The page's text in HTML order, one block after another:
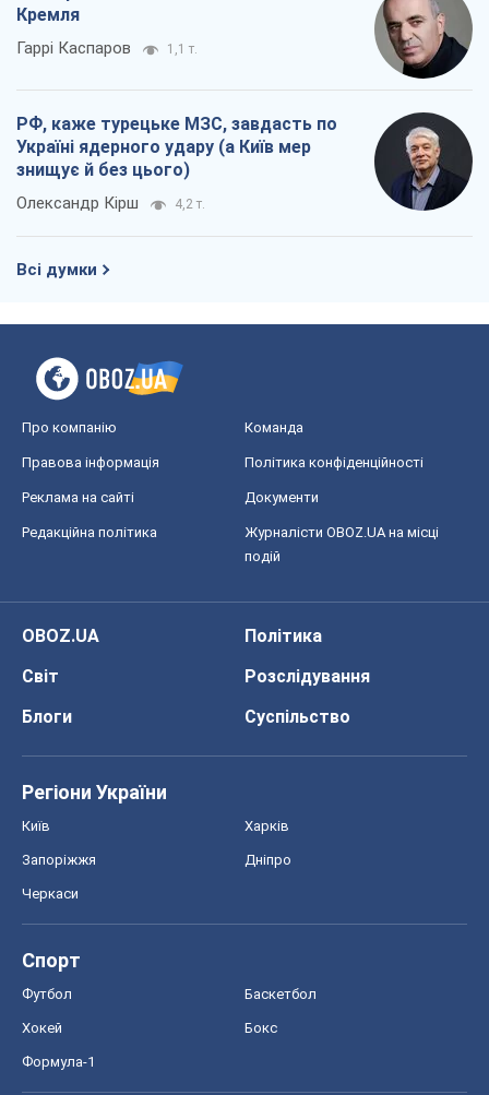
Кремля
Гаррі Каспаров 1,1 т.
РФ, каже турецьке МЗС, завдасть по
Україні ядерного удару (а Київ мер
знищує й без цього)
Олександр Кірш 4,2 т.
Всі думки
Про компанію Команда
Правова інформація Політика конфіденційності
Реклама на сайті Документи
Редакційна політика
Журналісти OBOZ.UA на місці
подій
OBOZ.UA
Політика
Світ
Розслідування
Блоги
Суспільство
Регіони України
Київ Харків
Запоріжжя Дніпро
Черкаси
Спорт
Футбол Баскетбол
Хокей Бокс
Формула-1